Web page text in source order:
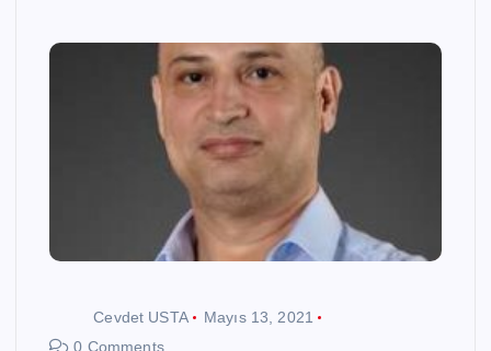
Cevdet USTA
Mayıs 13, 2021
0 Comments